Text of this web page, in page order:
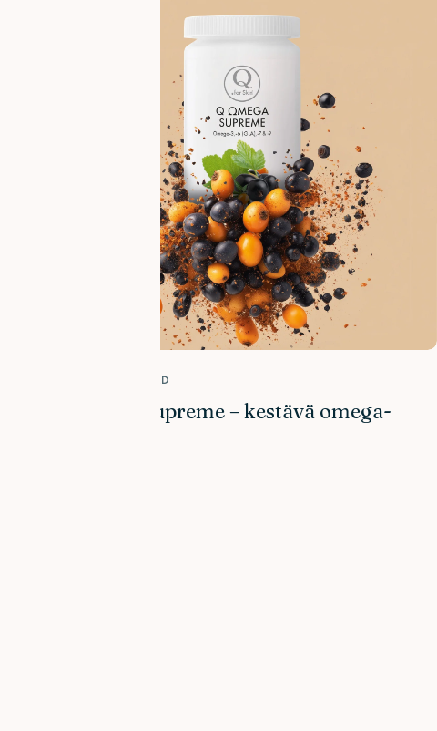
AVANCERAD HUDVÅRD
Q Omega Supreme – kestävä omega-